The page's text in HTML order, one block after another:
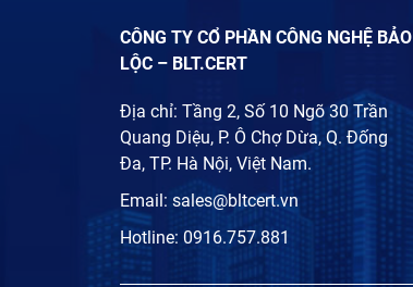
CÔNG TY CỔ PHẦN CÔNG NGHỆ BẢO
LỘC – BLT.CERT
Địa chỉ: Tầng 2, Số 10 Ngõ 30 Trần
Quang Diệu, P. Ô Chợ Dừa, Q. Đống
Đa, TP. Hà Nội, Việt Nam.
Email: sales@bltcert.vn
Hotline: 0916.757.881